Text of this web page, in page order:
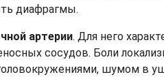
диафрагмы.
артерии. Для него
сосудов. Боли
шумом в